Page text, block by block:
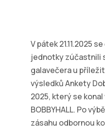
V pátek 21.11.2025
jednotky zúčastnili
galavečera u
výsledků Ankety
2025, který se
BOBBYHALL. Po
zásahu odbornou